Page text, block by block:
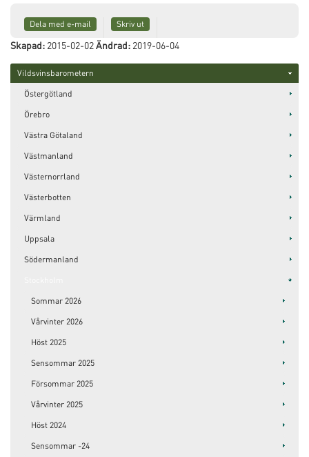
Dela med e-mail Skriv ut
Skapad: 2015-02-02Ändrad: 2019-06-04
Vildsvinsbarometern
Östergötland
Örebro
Västra Götaland
Västmanland
Västernorrland
Västerbotten
Värmland
Uppsala
Södermanland
Sommar 2026
Vårvinter 2026
Höst 2025
Sensommar 2025
Försommar 2025
Vårvinter 2025
Höst 2024
Sensommar -24